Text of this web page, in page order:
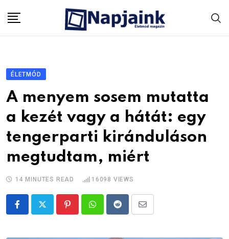
ÉLETMÓD
A menyem sosem mutatta
a kezét vagy a hátát: egy
tengerparti kiránduláson
megtudtam, miért
14 MINUTES READ 16098 VIEWS
PinterestWhatsappRedditShare